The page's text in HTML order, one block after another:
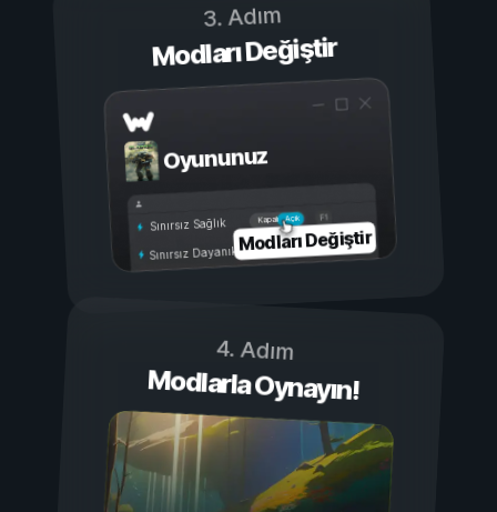
3. Adım
Modları Değiştir
Oyununuz
Açık
Kapalı
Sınırsız Sağlık
Sınırsız DayanıklılıkModları Değiştir
4. Adım
Modlarla Oynayın!